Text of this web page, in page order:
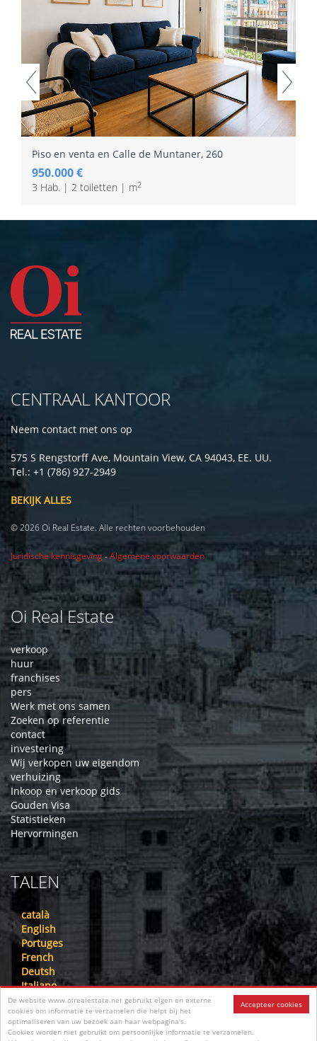
Accepteer cookies
De website www.oirealestate.net gebruikt eigen en externe
cookies om informatie te verzamelen die helpt bij het
optimaliseren van uw bezoek aan haar webpagina's.
Cookies worden niet gebruikt om persoonlijke informatie te verzamelen.
Piso en venta en Calle de Muntaner, 260
950.000 €
3 Hab. | 2 toiletten | m2
CENTRAAL KANTOOR
Neem contact met ons op
575 S Rengstorff Ave, Mountain View, CA 94043, EE. UU.
Tel.: +1 (786) 927-2949
BEKIJK ALLES
© 2026 Oi Real Estate. Alle rechten voorbehouden
Juridische kennisgeving-Algemene voorwaarden
Oi Real Estate
verkoop
huur
franchises
pers
Werk met ons samen
Zoeken op referentie
contact
investering
Wij verkopen uw eigendom
verhuizing
Inkoop en verkoop gids
Gouden Visa
Statistieken
Hervormingen
TALEN
català
English
Portuges
French
Deutsh
Italiano
Nederlandse
русский
中文